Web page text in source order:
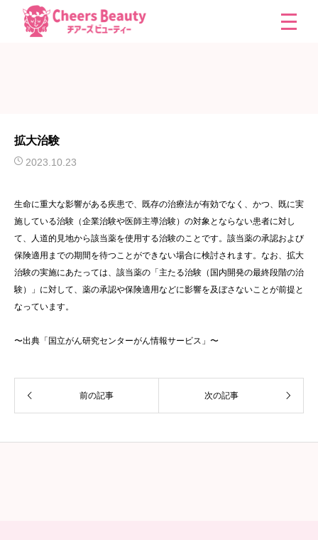
拡大治験
2023.10.23
生命に重大な影響がある疾患で、既存の治療法が有効でなく、かつ、既に実
施している治験（企業治験や医師主導治験）の対象とならない患者に対し
て、人道的見地から該当薬を使用する治験のことです。該当薬の承認および
保険適用までの期間を待つことができない場合に検討されます。なお、拡大
治験の実施にあたっては、該当薬の「主たる治験（国内開発の最終段階の治
験）」に対して、薬の承認や保険適用などに影響を及ぼさないことが前提と
なっています。
〜出典「国立がん研究センターがん情報サービス」〜
前の記事 次の記事